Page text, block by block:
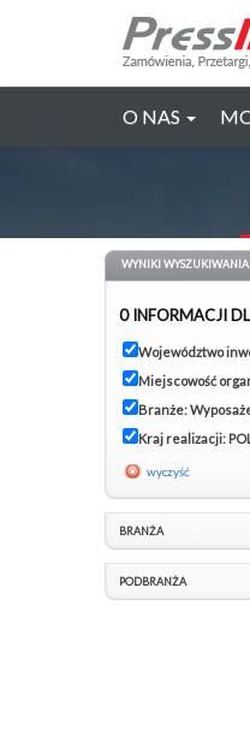
O NAS
WYNIKI WYSZUKIWANIA
0 INFORMACJI
Województwo
Miejscowość
Branże:
Kraj realizacji:
wyczyść
BRANŻA
PODBRANŻA